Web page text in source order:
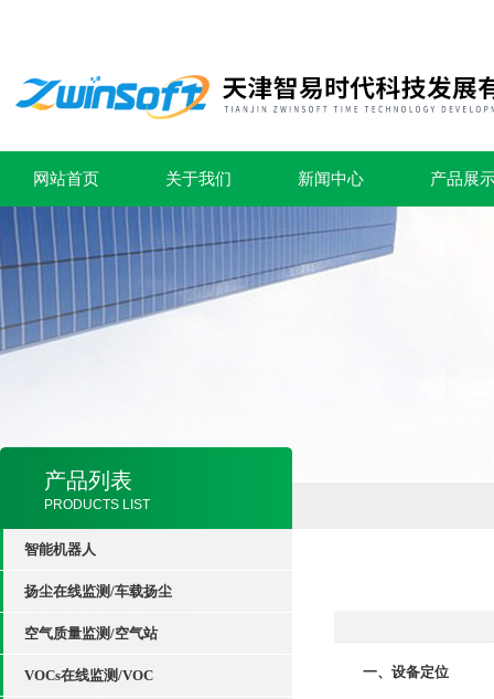
网站首页 关于我们 新闻中心 产品展
产品列表
PRODUCTS LIST
智能机器人
扬尘在线监测/车载扬尘
空气质量监测/空气站
VOCs在线监测/VOC 一、设备定位